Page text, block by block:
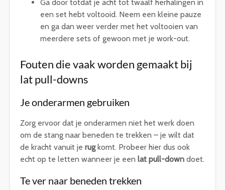
Ga door totdat je acht tot twaalf herhalingen in
een set hebt voltooid. Neem een kleine pauze
en ga dan weer verder met het voltooien van
meerdere sets of gewoon met je work-out.
Fouten die vaak worden gemaakt bij
lat pull-downs
Je onderarmen gebruiken
Zorg ervoor dat je onderarmen niet het werk doen
om de stang naar beneden te trekken – je wilt dat
de kracht vanuit je rugkomt. Probeer hier dus ook
echt op te letten wanneer je een lat pull-down doet.
Te ver naar beneden trekken